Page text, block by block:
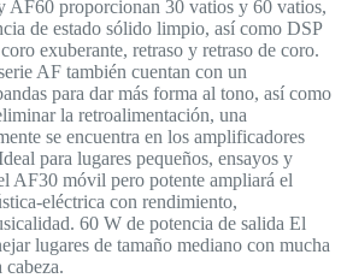
AF60 proporcionan 30 vatios y 60 vatios,
de estado sólido limpio, así como DSP
exuberante, retraso y retraso de coro.
AF también cuentan con un
para dar más forma al tono, así como
la retroalimentación, una
se encuentra en los amplificadores
para lugares pequeños, ensayos y
AF30 móvil pero potente ampliará el
eléctrica con rendimiento,
60 W de potencia de salida El
lugares de tamaño mediano con mucha
cabeza.